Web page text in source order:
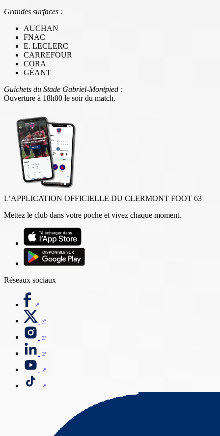
Grandes surfaces :
AUCHAN
FNAC
E. LECLERC
CARREFOUR
CORA
GÉANT
Guichets du Stade Gabriel-Montpied :
Ouverture à 18h00 le soir du match.
L’APPLICATION OFFICIELLE DU CLERMONT FOOT 63
Mettez le club dans votre poche et vivez chaque moment.
Réseaux sociaux